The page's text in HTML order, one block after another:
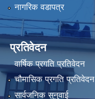
नागरिक वडापत्र
प्रतिवेदन
वार्षिक प्रगति प्रतिवेदन
चौमासिक प्रगति प्रतिवेदन
सार्वजनिक सुनुवाई